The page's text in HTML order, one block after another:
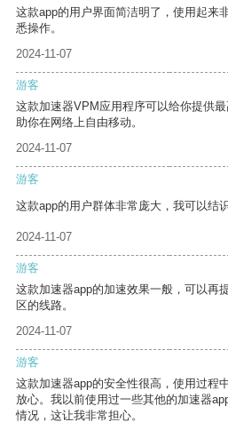
这款app的用户界面简洁明了，使用起来
悉操作。
2024-11-07
游客
这款加速器VPM应用程序可以给你提供
助你在网络上自由移动。
2024-11-07
游客
这款app的用户群体非常庞大，我可以结
2024-11-07
游客
这款加速器app的加速效果一般，可以再
区的线路。
2024-11-07
游客
这款加速器app的安全性很高，使用过程
放心。我以前使用过一些其他的加速器
情况，这让我非常担心。